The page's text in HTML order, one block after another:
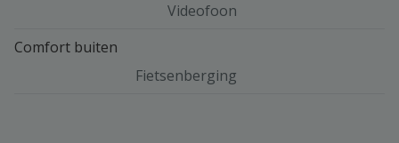
Videofoon
Comfort buiten
Fietsenberging